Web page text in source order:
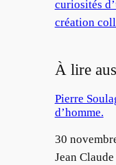
curiosités
création
À lire
Pierre
d’homme.
Date
30
Auteur
Jean